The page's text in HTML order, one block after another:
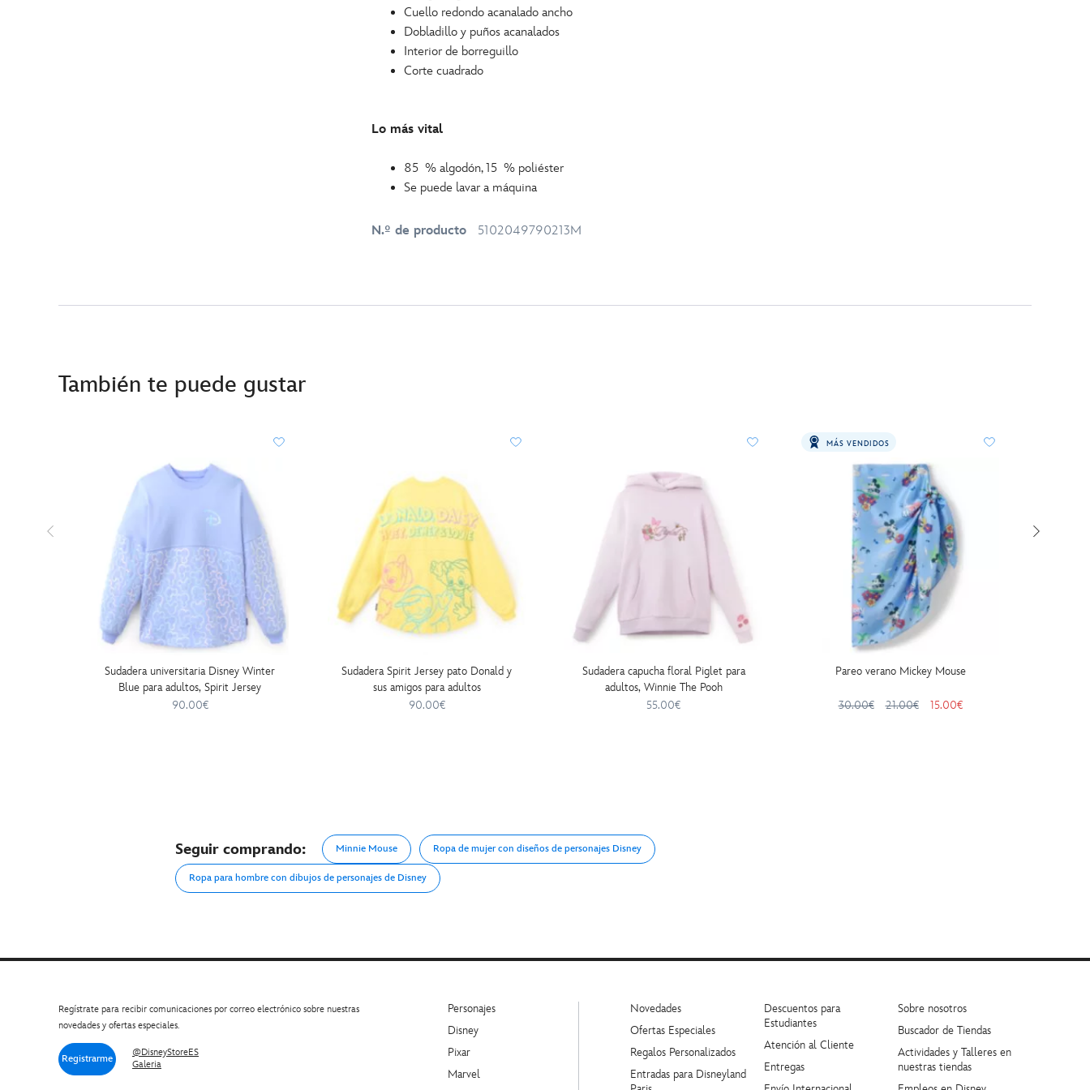
Cuello redondo acanalado ancho
Dobladillo y puños acanalados
Interior de borreguillo
Corte cuadrado
Lo más vital
85 % algodón, 15 % poliéster
Se puede lavar a máquina
N.º de producto 5102049790213M
También te puede gustar
Sudadera universitaria Disney Winter
Blue para adultos, Spirit Jersey
90.00€
Sudadera Spirit Jersey pato Donald y
sus amigos para adultos
90.00€
Sudadera capucha floral Piglet para
adultos, Winnie The Pooh
55.00€
MÁS VENDIDOS
Pareo verano Mickey Mouse
30.00€ 21.00€ 15.00€
Seguir comprando: Minnie Mouse Ropa de mujer con diseños de personajes Disney
Ropa para hombre con dibujos de personajes de Disney
Regístrate para recibir comunicaciones por correo electrónico sobre nuestras
novedades y ofertas especiales.
Registrarme
@DisneyStoreES
Galeria
Personajes
Disney
Pixar
Marvel
Novedades
Ofertas Especiales
Regalos Personalizados
Entradas para Disneyland
Descuentos para
Estudiantes
Atención al Cliente
Entregas
Sobre nosotros
Buscador de Tiendas
Actividades y Talleres en
nuestras tiendas